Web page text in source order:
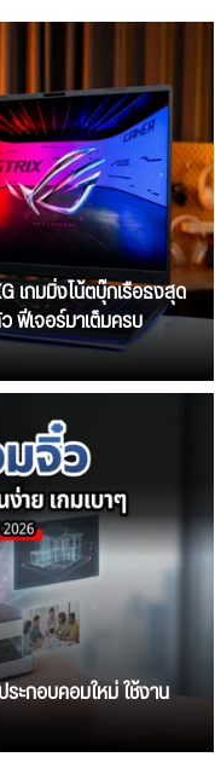
เกมมิ่งโน้ตบุ๊กเรือธงสุด
ฟีเจอร์มาเต็มครบ
ะกอบคอมใหม่ ใช้งาน